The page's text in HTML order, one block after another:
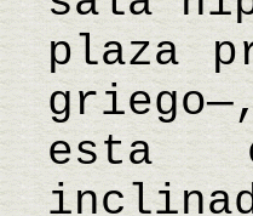
plaza
esta